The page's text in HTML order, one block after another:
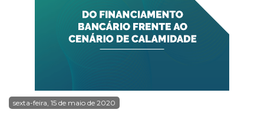
sexta-feira, 15 de maio de 2020